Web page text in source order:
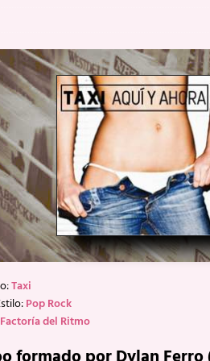
mayo, 2026 ] Fito & Fitipaldis: 2 de mayo de
mayo, 2026 ] Fito & Fitipaldis: Su ‘aullido’
agosto, 2026 ] Florent Gorges: La historia de
Taxi
Pop Rock
del Ritmo